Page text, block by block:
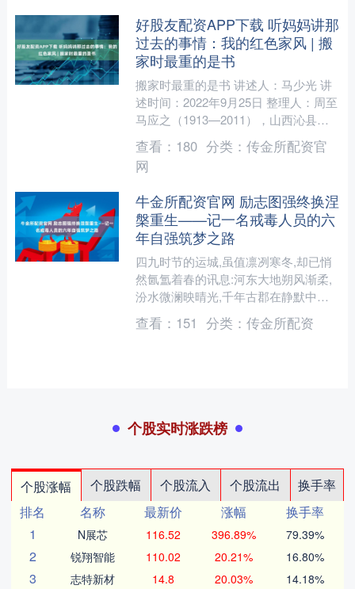
好股友配资APP下载 听妈妈讲那
过去的事情：我的红色家风 | 搬
家时最重的是书
搬家时最重的是书 讲述人：马少光 讲
述时间：2022年9月25日 整理人：周至
马应之（1913—2011），山西沁县
人。1936年10月参加革命工作，
1938....
查看： 180 分类： 传金所配资官
网
牛金所配资官网 励志图强终换涅
槃重生——记一名戒毒人员的六
年自强筑梦之路
四九时节的运城,虽值凛冽寒冬,却已悄
然氤氲着春的讯息:河东大地朔风渐柔,
汾水微澜映晴光,千年古郡在静默中积
蓄着蓬勃生机。手机屏幕忽地轻颤,一
条微信跃入眼帘:“尚....
查看： 151 分类： 传金所配资
个股实时涨跌榜
个股涨幅 个股跌幅 个股流入 个股流出
换手率
排名
名称 最新价 涨幅
换手率
1
N展芯 116.52 396.89% 79.39%
2 锐翔智能 110.02 20.21% 16.80%
3 志特新材 14.8 20.03% 14.18%